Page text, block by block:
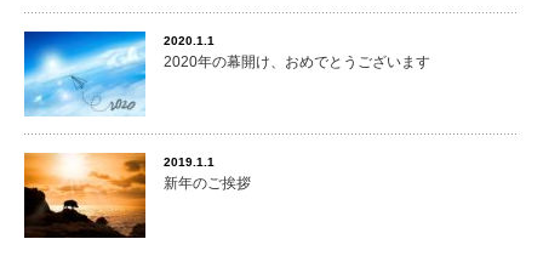
2020.1.1
2020年の幕開け、おめでとうございます
2019.1.1
新年のご挨拶